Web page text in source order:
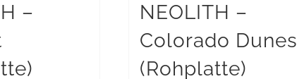
–
NEOLITH –
Colorado Dunes
(Rohplatte)